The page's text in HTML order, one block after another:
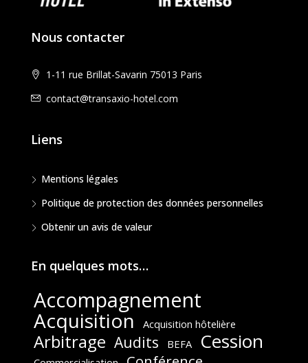
Nous contacter
1-11 rue Brillat-Savarin 75013 Paris
contact@transaxio-hotel.com
Liens
Mentions légales
Politique de protection des données personnelles
Obtenir un avis de valeur
En quelques mots…
Accompagnement
Acquisition Acquisition hôtelière
Arbitrage Audits BEFA Cession